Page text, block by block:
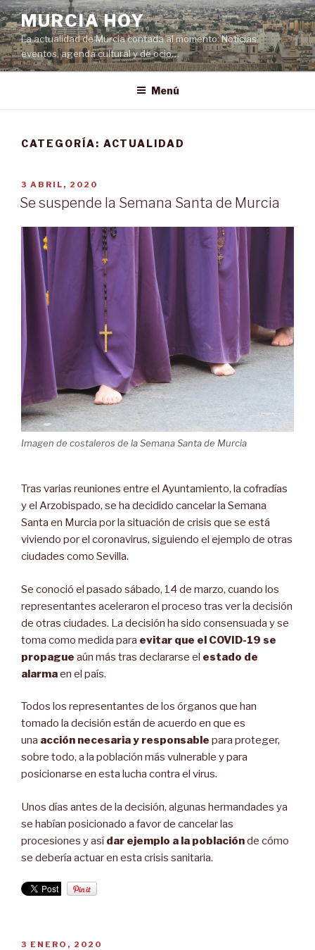
Saltar
al
contenido
MURCIA HOY
La actualidad de Murcia contada al momento: Noticias,
eventos, agenda cultural y de ocio…
Menú
CATEGORÍA: ACTUALIDAD
PUBLICADO
EL
3 ABRIL, 2020
Se suspende la Semana Santa de Murcia
Imagen de costaleros de la Semana Santa de Murcia
Tras varias reuniones entre el Ayuntamiento, la cofradías
y el Arzobispado, se ha decidido cancelar la Semana
Santa en Murcia por la situación de crisis que se está
viviendo por el coronavirus, siguiendo el ejemplo de otras
ciudades como Sevilla.
Se conoció el pasado sábado, 14 de marzo, cuando los
representantes aceleraron el proceso tras ver la decisión
de otras ciudades. La decisión ha sido consensuada y se
toma como medida para evitar que el COVID-19 se
propague aún más tras declararse el estado de
alarmaen el país.
Todos los representantes de los órganos que han
tomado la decisión están de acuerdo en que es
una acción necesaria y responsable para proteger,
sobre todo, a la población más vulnerable y para
posicionarse en esta lucha contra el virus.
Unos días antes de la decisión, algunas hermandades ya
se habían posicionado a favor de cancelar las
procesiones y asídar ejemplo a la poblaciónde cómo
se debería actuar en esta crisis sanitaria.
PUBLICADO
3 ENERO, 2020